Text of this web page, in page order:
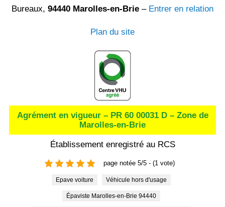
Bureaux, 94440 Marolles-en-Brie – Entrer en relation
Plan du site
Agrément en vigueur – PR 60 00031 D – Zone de
Marolles-en-Brie
Établissement enregistré au RCS
page notée 5/5 - (1 vote)
Epave voiture Véhicule hors d'usage
Épaviste Marolles-en-Brie 94440